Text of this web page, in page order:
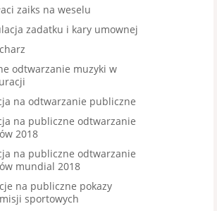
zaiks na weselu
zadatku i kary umownej
odtwarzanie muzyki w
na odtwarzanie publiczne
na publiczne odtwarzanie
2018
na publiczne odtwarzanie
mundial 2018
na publiczne pokazy
sportowych